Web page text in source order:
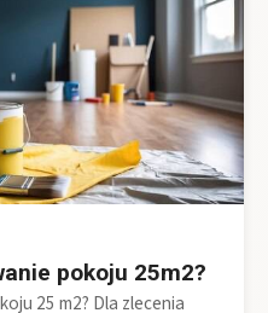
pokoju 25m2?
25 m2? Dla zlecenia